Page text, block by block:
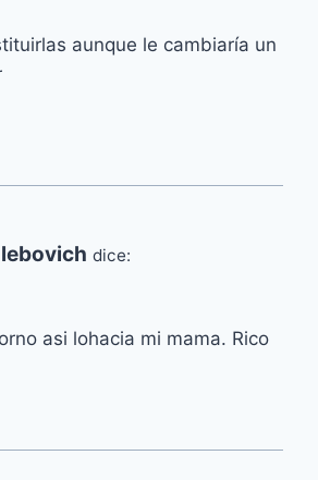
aunque le cambiaría un
dice:
asi lohacia mi mama. Rico